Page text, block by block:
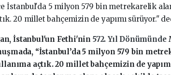
İstanbul'da 5 milyon 579 bin metrekarelik
20 millet bahçemizin de yapımı sürüyor."
İstanbul'un Fethi'nin 572. Yıl Dönümünde
“İstanbul’da 5 milyon 579 bin
açtık. 20 millet bahçemizin de